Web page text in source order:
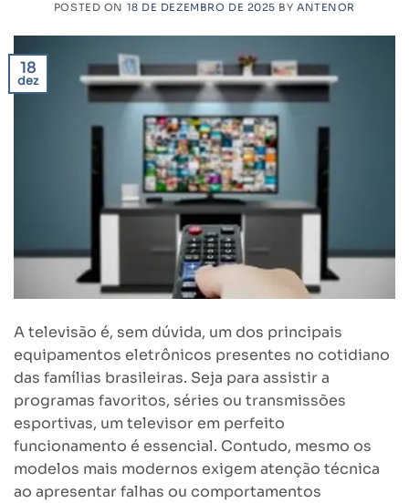
POSTED ON 18 DE DEZEMBRO DE 2025 BYANTENOR
18
dez
A televisão é, sem dúvida, um dos principais
equipamentos eletrônicos presentes no cotidiano
das famílias brasileiras. Seja para assistir a
programas favoritos, séries ou transmissões
esportivas, um televisor em perfeito
funcionamento é essencial. Contudo, mesmo os
modelos mais modernos exigem atenção técnica
ao apresentar falhas ou comportamentos